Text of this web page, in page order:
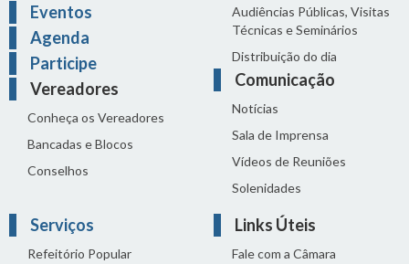
Eventos
Agenda
Participe
Vereadores
Conheça os Vereadores
Bancadas e Blocos
Conselhos
Audiências Públicas, Visitas
Técnicas e Seminários
Distribuição do dia
Comunicação
Notícias
Sala de Imprensa
Vídeos de Reuniões
Solenidades
Serviços
Refeitório Popular
Links Úteis
Fale com a Câmara